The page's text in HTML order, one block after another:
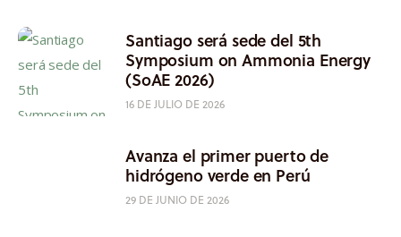
Santiago será sede del 5th
Symposium on Ammonia Energy
(SoAE 2026)
16 DE JULIO DE 2026
Avanza el primer puerto de
hidrógeno verde en Perú
29 DE JUNIO DE 2026